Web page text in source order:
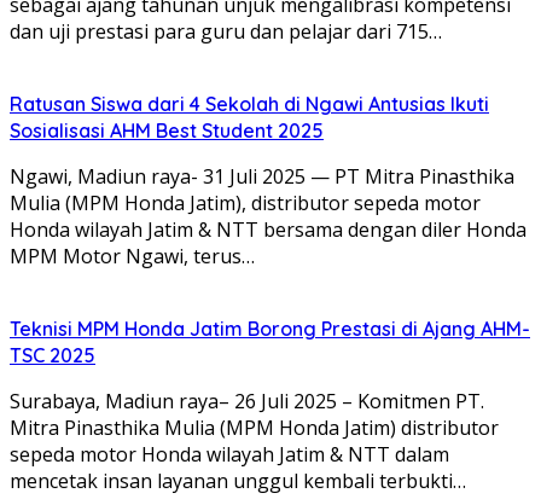
dan uji prestasi para guru dan pelajar dari 715…
Ratusan Siswa dari 4 Sekolah di Ngawi Antusias Ikuti
Sosialisasi AHM Best Student 2025
Ngawi, Madiun raya- 31 Juli 2025 — PT Mitra Pinasthika
Mulia (MPM Honda Jatim), distributor sepeda motor
Honda wilayah Jatim & NTT bersama dengan diler Honda
MPM Motor Ngawi, terus…
Teknisi MPM Honda Jatim Borong Prestasi di Ajang AHM-
TSC 2025
Surabaya, Madiun raya– 26 Juli 2025 – Komitmen PT.
Mitra Pinasthika Mulia (MPM Honda Jatim) distributor
sepeda motor Honda wilayah Jatim & NTT dalam
mencetak insan layanan unggul kembali terbukti…